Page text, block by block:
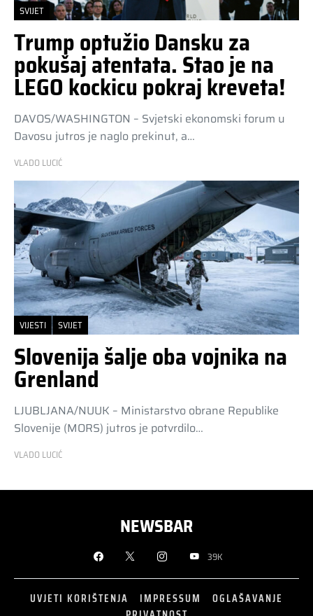
SVIJET
Trump optužio Dansku za
pokušaj atentata. Stao je na
LEGO kockicu pokraj kreveta!
DAVOS/WASHINGTON – Svjetski ekonomski forum u
Davosu jutros je naglo prekinut, a…
VLADO LUCIĆ
VIJESTI SVIJET
Slovenija šalje oba vojnika na
Grenland
LJUBLJANA/NUUK – Ministarstvo obrane Republike
Slovenije (MORS) jutros je potvrdilo…
VLADO LUCIĆ
NEWSBAR
39K
UVJETI KORIŠTENJA IMPRESSUM
OGLAŠAVANJE